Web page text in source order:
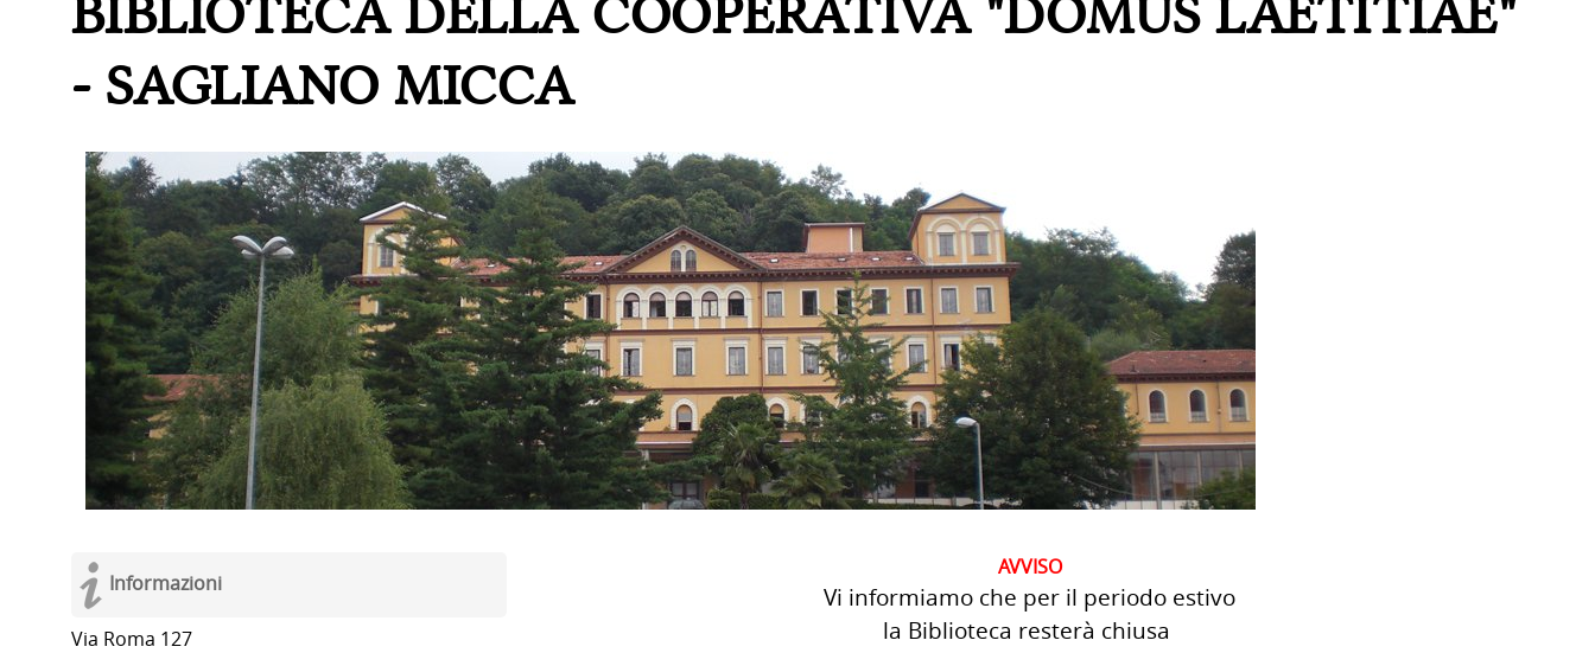
BIBLIOTECA DELLA COOPERATIVA "DOMUS LAETITIAE"
- SAGLIANO MICCA
Informazioni
Via Roma 127
AVVISO
Vi informiamo che per il periodo estivo
la Biblioteca resterà chiusa